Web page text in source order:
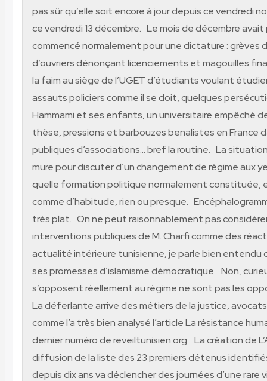
pas sûr qu’elle soit encore à jour depuis ce vendredi
ce vendredi 13 décembre. Le mois de décembre
commencé normalement pour une dictature : grèves
d’ouvriers dénonçant licenciements et magouilles
la faim au siège de l’UGET d’étudiants voulant
assauts policiers comme il se doit, quelques
Hammami et ses enfants, un universitaire empêché
thèse, pressions et barbouzes benalistes en France
publiques d’associations… bref la routine. La
mure pour discuter d’un changement de régime aux
quelle formation politique normalement constituée,
comme d’habitude, rien ou presque.
très plat. On ne peut raisonnablement pas
interventions publiques de M. Charfi comme des
actualité intérieure tunisienne, je parle bien entendu
ses promesses d’islamisme démocratique. Non,
s’opposent réellement au régime ne sont pas les
La déferlante arrive des métiers de la justice,
comme l’a très bien analysé l’article La résistance
dernier numéro de reveiltunisien.org. La création de
diffusion de la liste des 23 premiers détenus
depuis dix ans va déclencher des journées d’une rare